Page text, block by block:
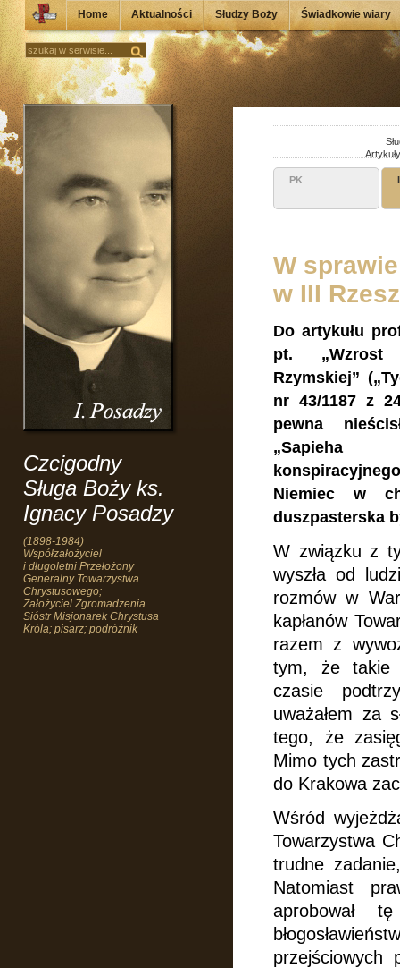
Home Aktualności Słudzy Boży Świadkowie wiary
Czcigodny
Sługa Boży ks.
Ignacy Posadzy
(1898-1984)
Współzałożyciel
i długoletni Przełożony
Generalny Towarzystwa
Chrystusowego;
Założyciel Zgromadzenia
Sióstr Misjonarek Chrystusa
Króla; pisarz; podróżnik
Artykuły
PK
W
w III
Do artykułu
pt. „Wzrost
Rzymskiej”
nr 43/1187 z
pewna
„Sapieha
Niemiec w
duszpasterska
W związku z
wyszła od
rozmów w
kapłanów
razem z
tym, że takie
czasie
uważałem za
tego, że
Mimo tych
do Krakowa
Wśród
Towarzystwa
trudne
Natomiast
aprobował
przejściowych